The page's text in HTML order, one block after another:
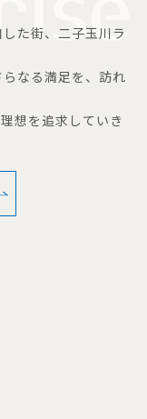
た街、二子玉川ラ
なる満足を、訪れ
想を追求していき